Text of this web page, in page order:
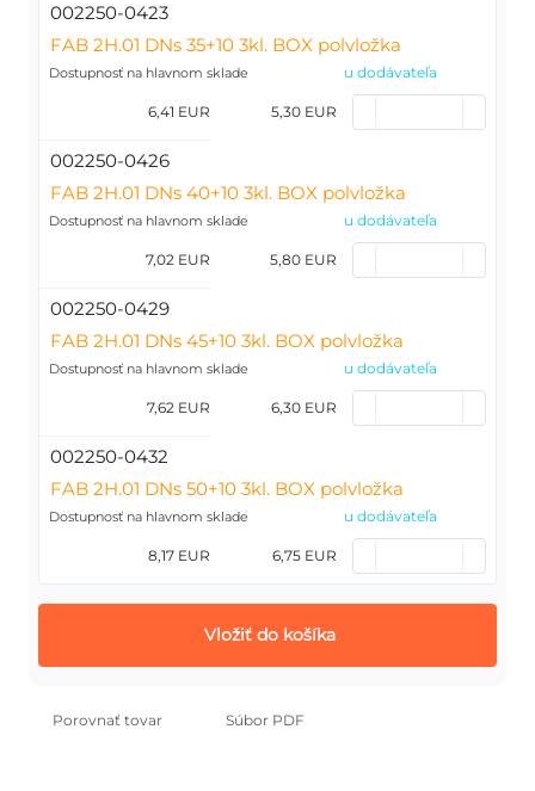
002250-0423
FAB 2H.01 DNs 35+10 3kl. BOX polvložka
Dostupnosť na hlavnom sklade u dodávateľa
6,41 EUR 5,30 EUR
002250-0426
FAB 2H.01 DNs 40+10 3kl. BOX polvložka
Dostupnosť na hlavnom sklade u dodávateľa
7,02 EUR 5,80 EUR
002250-0429
FAB 2H.01 DNs 45+10 3kl. BOX polvložka
Dostupnosť na hlavnom sklade u dodávateľa
7,62 EUR 6,30 EUR
002250-0432
FAB 2H.01 DNs 50+10 3kl. BOX polvložka
Dostupnosť na hlavnom sklade u dodávateľa
8,17 EUR 6,75 EUR
Vložiť do košíka
Porovnať tovar Súbor PDF